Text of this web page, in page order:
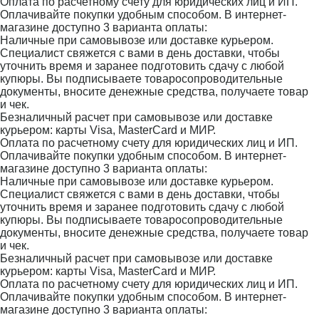
Оплачивайте покупки удобным способом. В интернет-
магазине доступно 3 варианта оплаты:
Наличные при самовывозе или доставке курьером.
Специалист свяжется с вами в день доставки, чтобы
уточнить время и заранее подготовить сдачу с любой
купюры. Вы подписываете товаросопроводительные
документы, вносите денежные средства, получаете товар
и чек.
Безналичный расчет при самовывозе или доставке
курьером: карты Visa, MasterCard и МИР.
Оплата по расчетному счету для юридических лиц и ИП.
Оплачивайте покупки удобным способом. В интернет-
магазине доступно 3 варианта оплаты:
Наличные при самовывозе или доставке курьером.
Специалист свяжется с вами в день доставки, чтобы
уточнить время и заранее подготовить сдачу с любой
купюры. Вы подписываете товаросопроводительные
документы, вносите денежные средства, получаете товар
и чек.
Безналичный расчет при самовывозе или доставке
курьером: карты Visa, MasterCard и МИР.
Оплата по расчетному счету для юридических лиц и ИП.
Оплачивайте покупки удобным способом. В интернет-
магазине доступно 3 варианта оплаты: